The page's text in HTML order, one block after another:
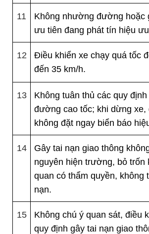
11
Không nhường đường
ưu tiên đang phát tín hiệu
12
Điều khiển xe chạy quá tốc
đến 35 km/h.
13
Không tuân thủ các quy
đường cao tốc; khi dừng
không đặt ngay biển báo
14
Gây tai nạn giao thông
nguyên hiện trường, bỏ
quan có thẩm quyền,
nạn.
15
Không chú ý quan sát, điều
quy định gây tai nạn giao